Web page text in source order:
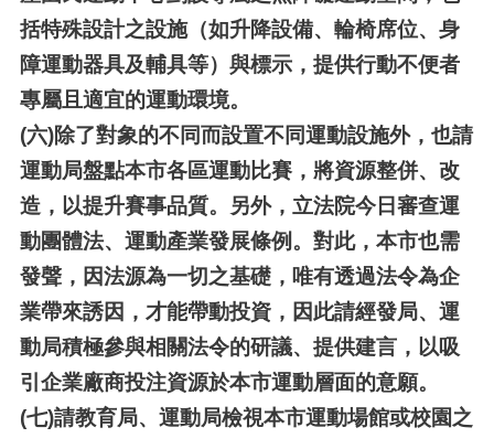
括特殊設計之設施（如升降設備、輪椅席位、身
障運動器具及輔具等）與標示，提供行動不便者
專屬且適宜的運動環境。
(六)除了對象的不同而設置不同運動設施外，也請
運動局盤點本市各區運動比賽，將資源整併、改
造，以提升賽事品質。另外，立法院今日審查運
動團體法、運動產業發展條例。對此，本市也需
發聲，因法源為一切之基礎，唯有透過法令為企
業帶來誘因，才能帶動投資，因此請經發局、運
動局積極參與相關法令的研議、提供建言，以吸
引企業廠商投注資源於本市運動層面的意願。
(七)請教育局、運動局檢視本市運動場館或校園之